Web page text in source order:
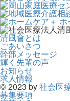
ホ
清風會とは
ごあいさつ
幹部メッセージ
輝く先輩の声
お知らせ
求人情報
© 2023 by社会医
募集要項